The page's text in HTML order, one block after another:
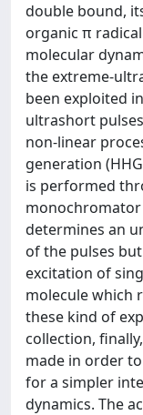
double bound,
organic π
molecular
the extreme-
been exploited
ultrashort
non-linear
generation
is performed
monochromator
determines an
of the pulses
excitation of
molecule which
these kind of
collection,
made in order
for a simpler
dynamics. The